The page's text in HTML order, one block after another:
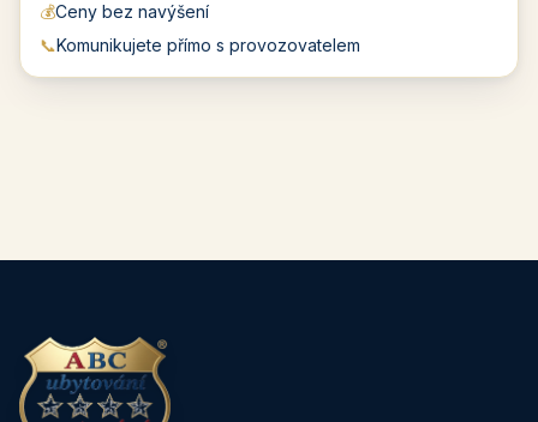
💰Ceny bez navýšení
📞Komunikujete přímo s provozovatelem